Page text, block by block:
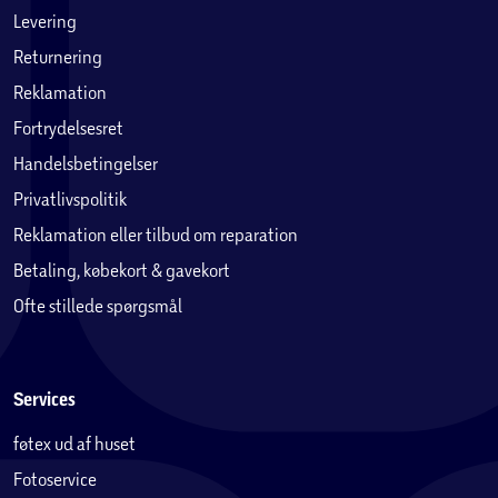
mørkt betræk med en elegant vævning for et simpelt men
Garanti
Huma Premium seriens boxmadrasser inkluderer 10 års
garanti mod fjederbrud.
Levering
Returnering
Reklamation
Fortrydelsesret
Handelsbetingelser
Privatlivspolitik
Reklamation eller tilbud om reparation
Betaling, købekort & gavekort
Ofte stillede spørgsmål
Services
føtex ud af huset
Fotoservice